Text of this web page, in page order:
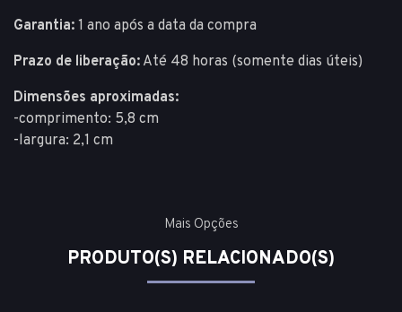
Garantia: 1 ano após a data da compra
Prazo de liberação: Até 48 horas (somente dias úteis)
Dimensões aproximadas:
-comprimento: 5,8 cm
-largura: 2,1 cm
Mais Opções
PRODUTO(S) RELACIONADO(S)